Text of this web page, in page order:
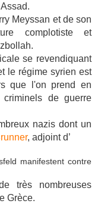
Meyssan et de son
complotiste et
se revendiquant
le régime syrien est
que l'on prend en
criminels de guerre
nazis dont un
, adjoint d’
contre
très nombreuses
Grèce.